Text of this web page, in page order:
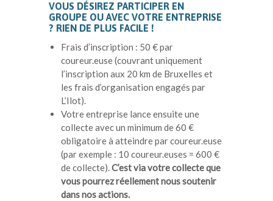
VOUS DÉSIREZ PARTICIPER EN
GROUPE OU AVEC VOTRE ENTREPRISE
? RIEN DE PLUS FACILE !
Frais d’inscription : 50 € par
coureur.euse (couvrant uniquement
l’inscription aux 20 km de Bruxelles et
les frais d’organisation engagés par
L’Ilot).
Votre entreprise lance ensuite une
collecte avec un minimum de 60 €
obligatoire à atteindre par coureur.euse
(par exemple : 10 coureur.euses = 600 €
de collecte).C’est via votre collecte que
vous pourrez réellement nous soutenir
dans nos actions.